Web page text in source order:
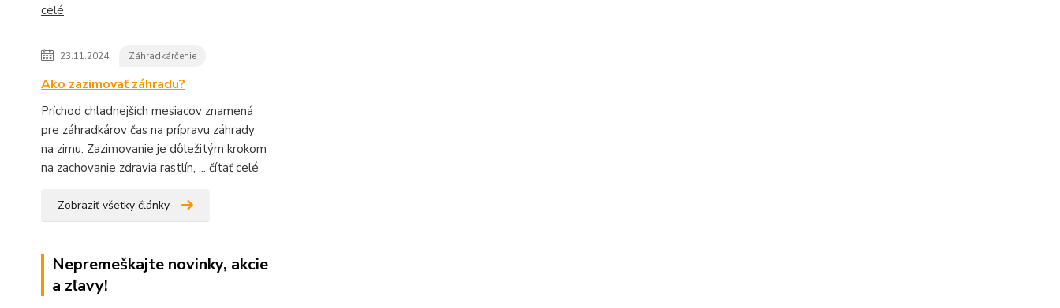
celé
23.11.2024 Záhradkárčenie
Ako zazimovať záhradu?
Príchod chladnejších mesiacov znamená
pre záhradkárov čas na prípravu záhrady
na zimu. Zazimovanie je dôležitým krokom
na zachovanie zdravia rastlín, ... čítať celé
Zobraziť všetky články
Nepremeškajte novinky, akcie
a zľavy!